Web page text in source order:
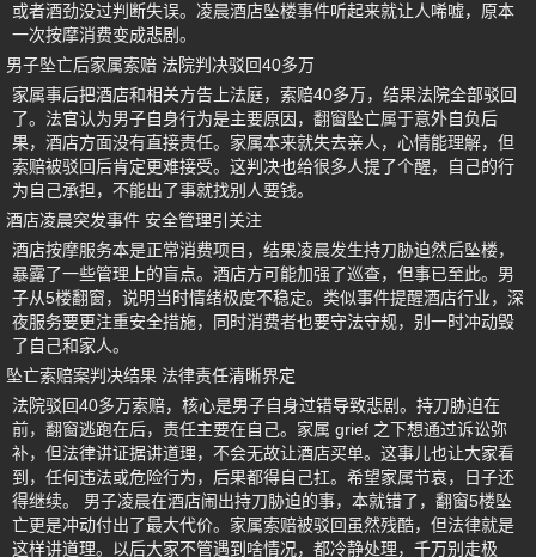
或者酒劲没过判断失误。凌晨酒店坠楼事件听起来就让人唏嘘，原本
一次按摩消费变成悲剧。
男子坠亡后家属索赔 法院判决驳回40多万
家属事后把酒店和相关方告上法庭，索赔40多万，结果法院全部驳回
了。法官认为男子自身行为是主要原因，翻窗坠亡属于意外自负后
果，酒店方面没有直接责任。家属本来就失去亲人，心情能理解，但
索赔被驳回后肯定更难接受。这判决也给很多人提了个醒，自己的行
为自己承担，不能出了事就找别人要钱。
酒店凌晨突发事件 安全管理引关注
酒店按摩服务本是正常消费项目，结果凌晨发生持刀胁迫然后坠楼，
暴露了一些管理上的盲点。酒店方可能加强了巡查，但事已至此。男
子从5楼翻窗，说明当时情绪极度不稳定。类似事件提醒酒店行业，深
夜服务要更注重安全措施，同时消费者也要守法守规，别一时冲动毁
了自己和家人。
坠亡索赔案判决结果 法律责任清晰界定
法院驳回40多万索赔，核心是男子自身过错导致悲剧。持刀胁迫在
前，翻窗逃跑在后，责任主要在自己。家属 grief 之下想通过诉讼弥
补，但法律讲证据讲道理，不会无故让酒店买单。这事儿也让大家看
到，任何违法或危险行为，后果都得自己扛。希望家属节哀，日子还
得继续。 男子凌晨在酒店闹出持刀胁迫的事，本就错了，翻窗5楼坠
亡更是冲动付出了最大代价。家属索赔被驳回虽然残酷，但法律就是
这样讲道理。以后大家不管遇到啥情况，都冷静处理，千万别走极